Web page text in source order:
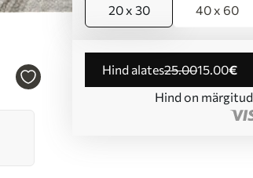
20 x 30 40 x 60
Hind alates25.0015.00€
Hind on märgitud